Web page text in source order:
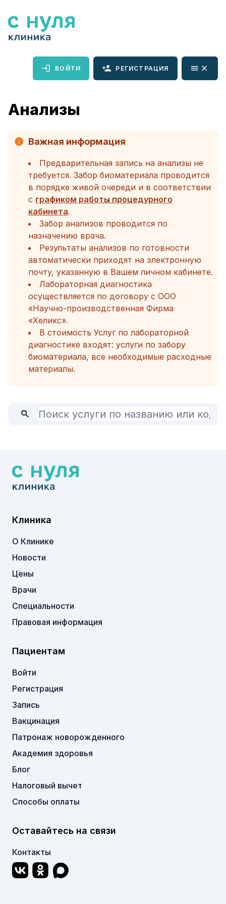
ВОЙТИ РЕГИСТРАЦИЯ
Анализы
Важная информация
Предварительная запись на анализы не
требуется. Забор биоматериала проводится
в порядке живой очереди и в соответствии
с графиком работы процедурного
кабинета.
Забор анализов проводится по
назначению врача.
Результаты анализов по готовности
автоматически приходят на электронную
почту, указанную в Вашем личном кабинете.
Лабораторная диагностика
осуществляется по договору с ООО
«Научно-производственная Фирма
«Хеликс».
В стоимость Услуг по лабораторной
диагностике входят: услуги по забору
биоматериала, все необходимые расходные
материалы.
Клиника
О Клинике
Новости
Цены
Врачи
Специальности
Правовая информация
Пациентам
Войти
Регистрация
Запись
Вакцинация
Патронаж новорожденного
Академия здоровья
Блог
Налоговый вычет
Способы оплаты
Оставайтесь на связи
Контакты